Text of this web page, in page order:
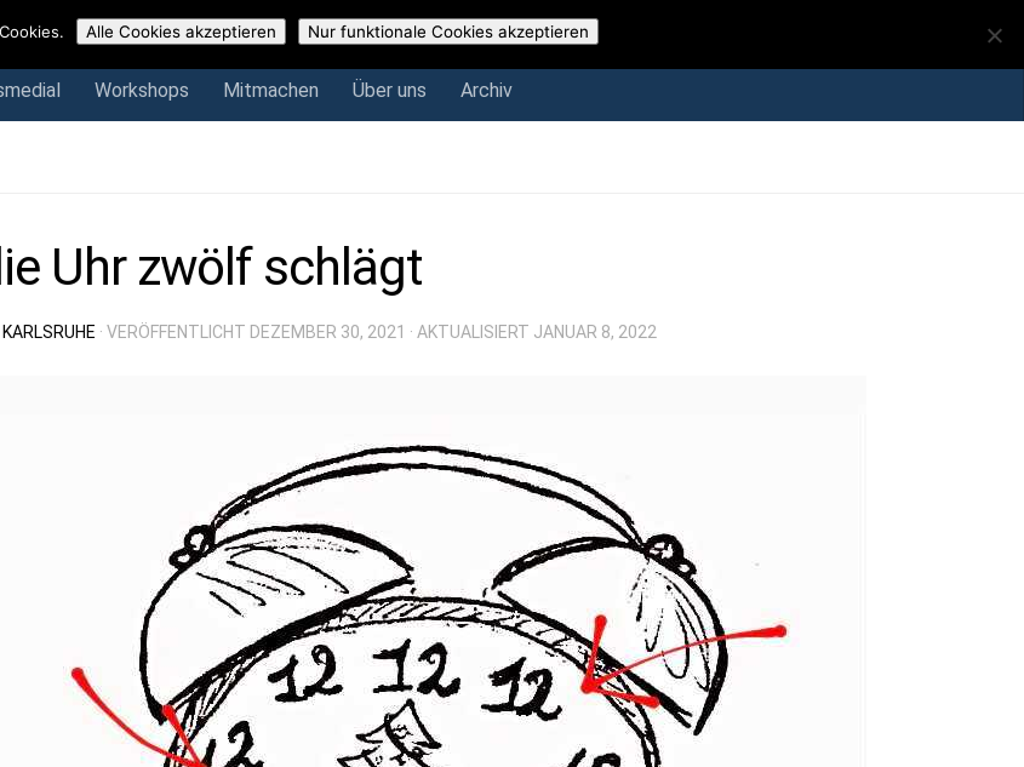
Workshops Mitmachen Über uns Archiv
Workshops Mitmachen Über uns Archiv
Uhr zwölf schlägt
· VERÖFFENTLICHT DEZEMBER 30, 2021 · AKTUALISIERT JANUAR 8, 2022
Alle Cookies akzeptieren Nur funktionale Cookies akzeptieren